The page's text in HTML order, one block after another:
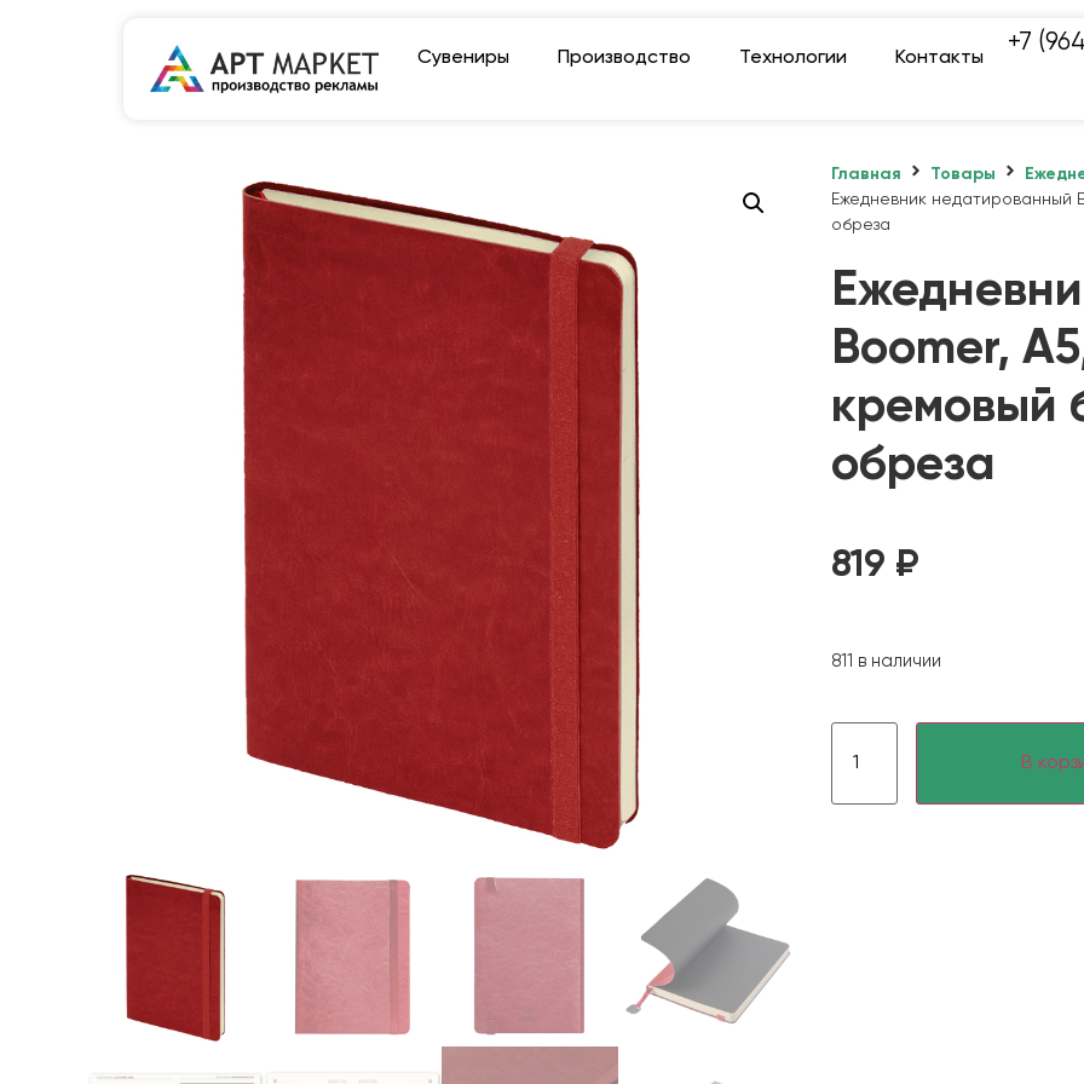
Сувениры Производство Технологии Контакты
+7
Главная Товары
Ежедневник недатированный
обреза
Boomer,
кремовый
обреза
819 ₽
811 в наличии
В